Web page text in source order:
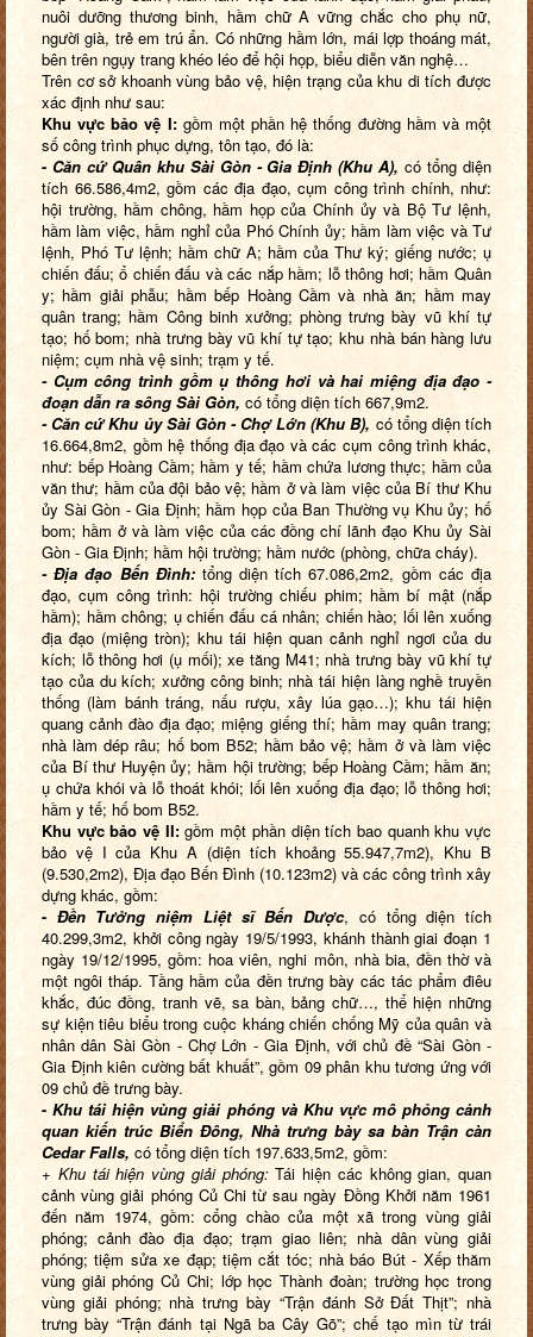
nuôi dưỡng thương binh, hầm chữ A vững chắc cho phụ nữ,
người già, trẻ em trú ẩn. Có những hầm lớn, mái lợp thoáng mát,
bên trên ngụy trang khéo léo để hội họp, biểu diễn văn nghệ…
Trên cơ sở khoanh vùng bảo vệ, hiện trạng của khu di tích được
xác định như sau:
Khu vực bảo vệ I: gồm một phần hệ thống đường hầm và một
số công trình phục dựng, tôn tạo, đó là:
- Căn cứ Quân khu Sài Gòn - Gia Định (Khu A),có tổng diện
tích 66.586,4m2, gồm các địa đạo, cụm công trình chính, như:
hội trường, hầm chông, hầm họp của Chính ủy và Bộ Tư lệnh,
hầm làm việc, hầm nghỉ của Phó Chính ủy; hầm làm việc và Tư
lệnh, Phó Tư lệnh; hầm chữ A; hầm của Thư ký; giếng nước; ụ
chiến đấu; ổ chiến đấu và các nắp hầm; lỗ thông hơi; hầm Quân
y; hầm giải phẫu; hầm bếp Hoàng Cầm và nhà ăn; hầm may
quân trang; hầm Công binh xưởng; phòng trưng bày vũ khí tự
tạo; hố bom; nhà trưng bày vũ khí tự tạo; khu nhà bán hàng lưu
niệm; cụm nhà vệ sinh; trạm y tế.
- Cụm công trình gồm ụ thông hơi và hai miệng địa đạo -
đoạn dẫn ra sông Sài Gòn, có tổng diện tích 667,9m2.
- Căn cứ Khu ủy Sài Gòn - Chợ Lớn (Khu B), có tổng diện tích
16.664,8m2, gồm hệ thống địa đạo và các cụm công trình khác,
như: bếp Hoàng Cầm; hầm y tế; hầm chứa lương thực; hầm của
văn thư; hầm của đội bảo vệ; hầm ở và làm việc của Bí thư Khu
ủy Sài Gòn - Gia Định; hầm họp của Ban Thường vụ Khu ủy; hố
bom; hầm ở và làm việc của các đồng chí lãnh đạo Khu ủy Sài
Gòn - Gia Định; hầm hội trường; hầm nước (phòng, chữa cháy).
-Địa đạo Bến Đình:tổng diện tích 67.086,2m2, gồm các địa
đạo, cụm công trình: hội trường chiếu phim; hầm bí mật (nắp
hầm); hầm chông; ụ chiến đấu cá nhân; chiến hào; lối lên xuống
địa đạo (miệng tròn); khu tái hiện quan cảnh nghỉ ngơi của du
kích; lỗ thông hơi (ụ mối); xe tăng M41; nhà trưng bày vũ khí tự
tạo của du kích; xưởng công binh; nhà tái hiện làng nghề truyền
thống (làm bánh tráng, nấu rượu, xây lúa gạo…); khu tái hiện
quang cảnh đào địa đạo; miệng giếng thí; hầm may quân trang;
nhà làm dép râu; hố bom B52; hầm bảo vệ; hầm ở và làm việc
của Bí thư Huyện ủy; hầm hội trường; bếp Hoàng Cầm; hầm ăn;
ụ chứa khói và lỗ thoát khói; lối lên xuống địa đạo; lỗ thông hơi;
hầm y tế; hố bom B52.
Khu vực bảo vệ II:gồm một phần diện tích bao quanh khu vực
bảo vệ I của Khu A (diện tích khoảng 55.947,7m2), Khu B
(9.530,2m2), Địa đạo Bến Đình (10.123m2) và các công trình xây
dựng khác, gồm:
- Đền Tưởng niệm Liệt sĩ Bến Dược, có tổng diện tích
40.299,3m2, khởi công ngày 19/5/1993, khánh thành giai đoạn 1
ngày 19/12/1995, gồm: hoa viên, nghi môn, nhà bia, đền thờ và
một ngôi tháp. Tầng hầm của đền trưng bày các tác phẩm điêu
khắc, đúc đồng, tranh vẽ, sa bàn, bảng chữ…, thể hiện những
sự kiện tiêu biểu trong cuộc kháng chiến chống Mỹ của quân và
nhân dân Sài Gòn - Chợ Lớn - Gia Định, với chủ đề “Sài Gòn -
Gia Định kiên cường bất khuất”, gồm 09 phân khu tương ứng với
09 chủ đề trưng bày.
-Khu tái hiện vùng giải phóng và Khu vực mô phỏng cảnh
quan kiến trúc Biển Đông, Nhà trưng bày sa bàn Trận càn
Cedar Falls, có tổng diện tích 197.633,5m2, gồm:
+ Khu tái hiện vùng giải phóng:Tái hiện các không gian, quan
cảnh vùng giải phóng Củ Chi từ sau ngày Đồng Khởi năm 1961
đến năm 1974, gồm: cổng chào của một xã trong vùng giải
phóng; cảnh đào địa đạo; trạm giao liên; nhà dân vùng giải
phóng; tiệm sửa xe đạp; tiệm cắt tóc; nhà báo Bút - Xếp thăm
vùng giải phóng Củ Chi; lớp học Thành đoàn; trường học trong
vùng giải phóng; nhà trưng bày “Trận đánh Sở Đất Thịt”; nhà
trưng bày “Trận đánh tại Ngã ba Cây Gõ”; chế tạo mìn từ trái